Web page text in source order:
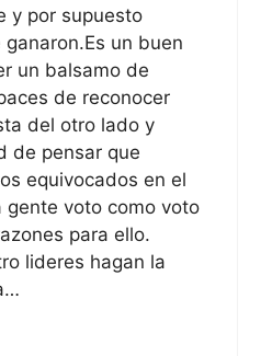
y por supuesto
un buen
un balsamo de
de reconocer
del otro lado y
de pensar que
equivocados en el
gente voto como voto
para ello.
lideres hagan la